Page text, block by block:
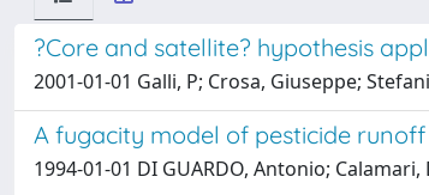
?Core and satellite? hypothesis
2001-01-01 Galli, P; Crosa, Giuseppe;
A fugacity model of pesticide
1994-01-01 DI GUARDO, Antonio; Calamari,